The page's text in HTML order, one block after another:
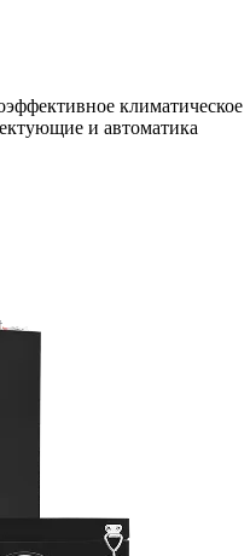
климатическое
и автоматика